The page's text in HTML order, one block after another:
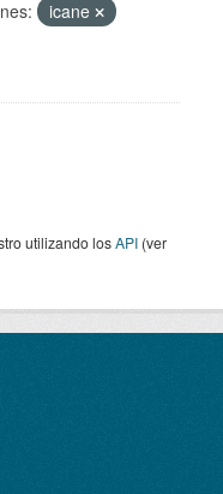
icane
utilizando losAPI (ver